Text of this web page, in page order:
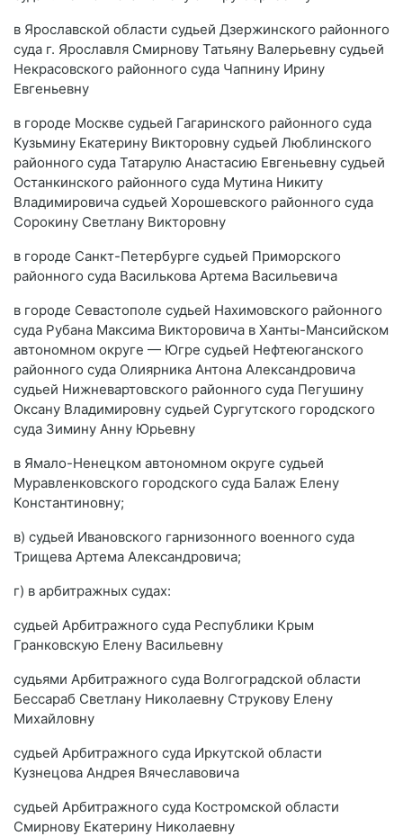
в Ярославской области судьей Дзержинского районного
суда г. Ярославля Смирнову Татьяну Валерьевну судьей
Некрасовского районного суда Чапнину Ирину
Евгеньевну
в городе Москве судьей Гагаринского районного суда
Кузьмину Екатерину Викторовну судьей Люблинского
районного суда Татарулю Анастасию Евгеньевну судьей
Останкинского районного суда Мутина Никиту
Владимировича судьей Хорошевского районного суда
Сорокину Светлану Викторовну
в городе Санкт-Петербурге судьей Приморского
районного суда Василькова Артема Васильевича
в городе Севастополе судьей Нахимовского районного
суда Рубана Максима Викторовича в Ханты-Мансийском
автономном округе — Югре судьей Нефтеюганского
районного суда Олиярника Антона Александровича
судьей Нижневартовского районного суда Пегушину
Оксану Владимировну судьей Сургутского городского
суда Зимину Анну Юрьевну
в Ямало-Ненецком автономном округе судьей
Муравленковского городского суда Балаж Елену
Константиновну;
в) судьей Ивановского гарнизонного военного суда
Трищева Артема Александровича;
г) в арбитражных судах:
судьей Арбитражного суда Республики Крым
Гранковскую Елену Васильевну
судьями Арбитражного суда Волгоградской области
Бессараб Светлану Николаевну Струкову Елену
Михайловну
судьей Арбитражного суда Иркутской области
Кузнецова Андрея Вячеславовича
судьей Арбитражного суда Костромской области
Смирнову Екатерину Николаевну